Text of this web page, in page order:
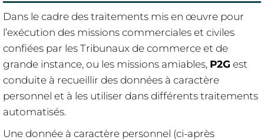
Dans le cadre des traitements mis en œuvre pour
l’exécution des missions commerciales et civiles
confiées par les Tribunaux de commerce et de
grande instance, ou les missions amiables, P2G est
conduite à recueillir des données à caractère
personnel et à les utiliser dans différents traitements
automatisés.
Une donnée à caractère personnel (ci-après